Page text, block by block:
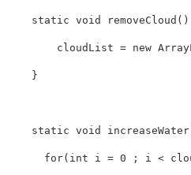
static void removeCloud ( )
        cloudList
= new
}
static void increaseWater
for( int i = 0 ; i <